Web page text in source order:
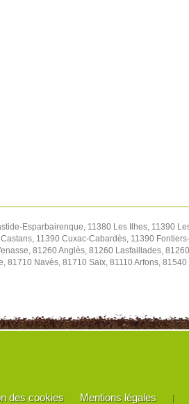
Esparbairenque, 11380 Les Ilhes, 11390
11390 Cuxac-Cabardès, 11390 Fontiers-
81260 Anglès, 81260 Lasfaillades, 81260
81710 Navès, 81710 Saïx, 81110 Arfons, 81540
des cookies Mentions légales